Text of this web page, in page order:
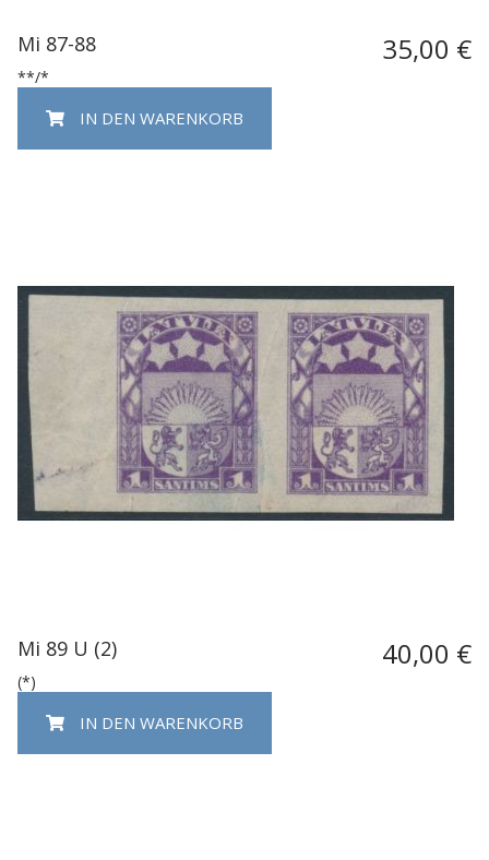
Mi 87-88 35,00 €
**/*
IN DEN WARENKORB
Mi 89 U (2) 40,00 €
(*)
IN DEN WARENKORB